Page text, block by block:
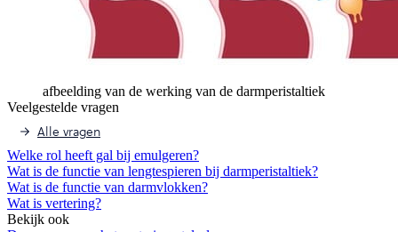
afbeelding van de werking van de darmperistaltiek
Veelgestelde vragen
Alle vragen
Welke rol heeft gal bij emulgeren?
Wat is de functie van lengtespieren bij darmperistaltiek?
Wat is de functie van darmvlokken?
Wat is vertering?
Bekijk ook